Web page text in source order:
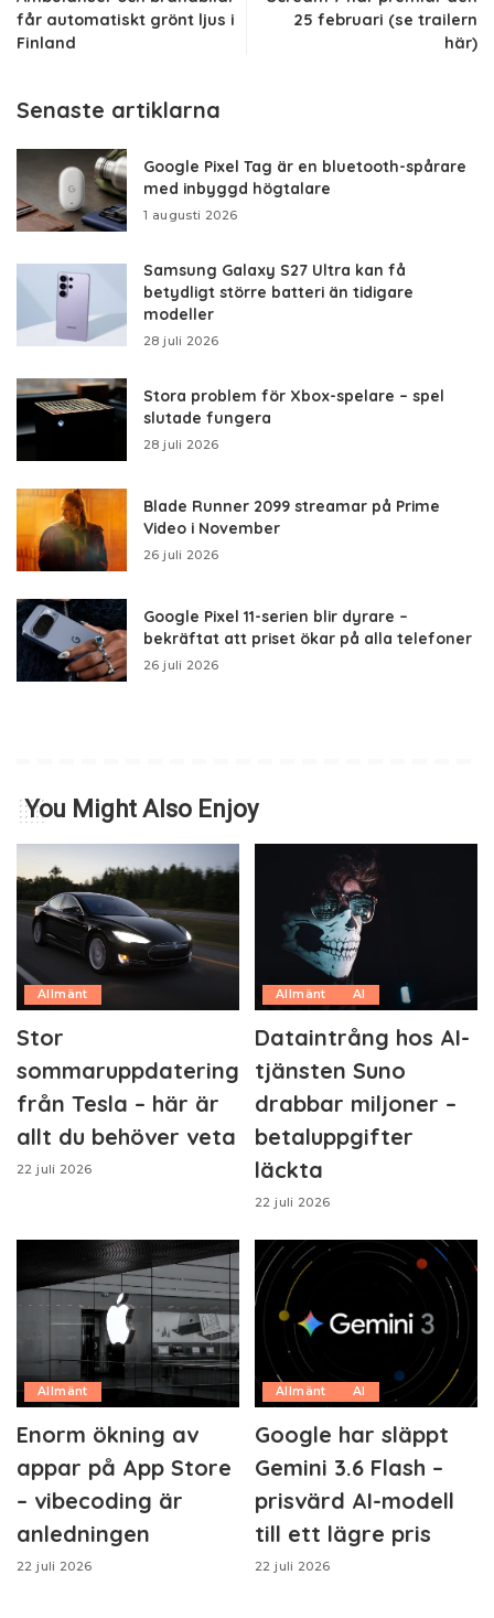
får automatiskt grönt ljus i
Finland
25 februari (se trailern
här)
Senaste artiklarna
Google Pixel Tag är en bluetooth-spårare
med inbyggd högtalare
1 augusti 2026
Samsung Galaxy S27 Ultra kan få
betydligt större batteri än tidigare
modeller
28 juli 2026
Stora problem för Xbox-spelare – spel
slutade fungera
28 juli 2026
Blade Runner 2099 streamar på Prime
Video i November
26 juli 2026
Google Pixel 11-serien blir dyrare –
bekräftat att priset ökar på alla telefoner
26 juli 2026
You Might Also Enjoy
Allmänt
Stor
sommaruppdatering
från Tesla – här är
allt du behöver veta
22 juli 2026
Allmänt AI
Dataintrång hos AI-
tjänsten Suno
drabbar miljoner –
betaluppgifter
läckta
22 juli 2026
Allmänt
Enorm ökning av
appar på App Store
– vibecoding är
anledningen
22 juli 2026
Allmänt AI
Google har släppt
Gemini 3.6 Flash –
prisvärd AI-modell
till ett lägre pris
22 juli 2026